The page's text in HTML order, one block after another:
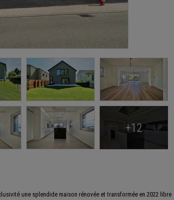
+12
une splendide maison rénovée et transformée en 2022 libre